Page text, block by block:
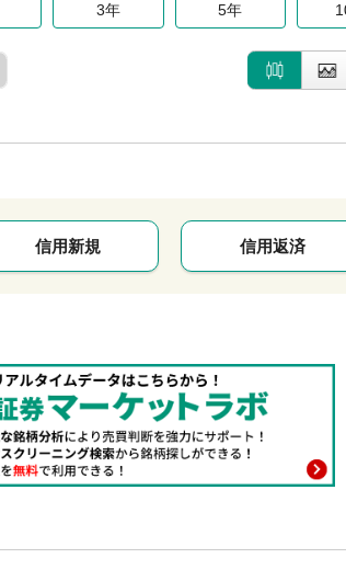
3年 5年
信用新規 信用返済